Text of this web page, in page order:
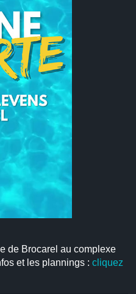
de Brocarel au complexe
et les plannings :cliquez